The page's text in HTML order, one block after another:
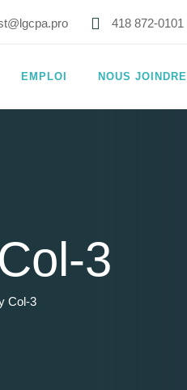
418 872-0101
EMPLOI NOUS JOINDRE
3
Col-3